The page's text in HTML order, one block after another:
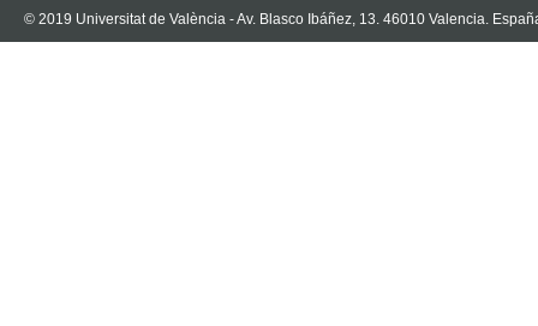
© 2019 Universitat de València - Av. Blasco Ibáñez, 13. 46010 Valencia.